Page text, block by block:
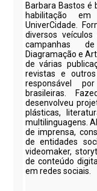
Barbara Bastos é
habilitação
UniverCidade.
diversos
campanhas
Diagramação e
de várias
revistas e
responsável
brasileiras.
desenvolveu
plásticas,
multilinguagens.
de imprensa,
de entidades
videomaker,
de conteúdo
em redes sociais.